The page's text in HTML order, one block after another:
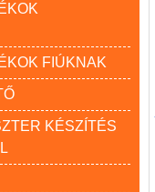
FIÚKNAK
KÉSZÍTÉS